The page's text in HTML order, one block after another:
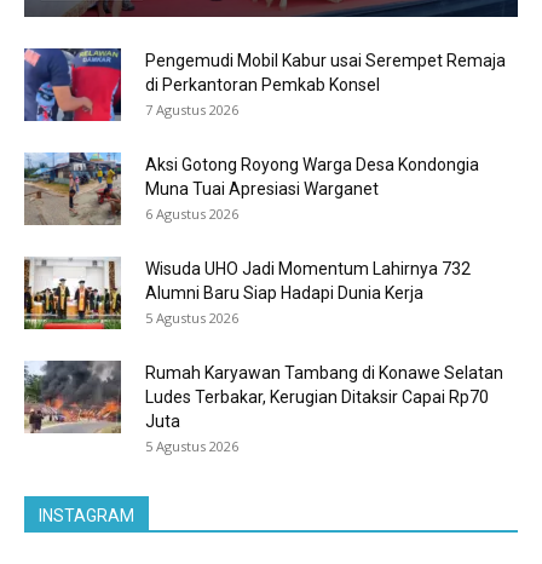
Pengemudi Mobil Kabur usai Serempet Remaja
di Perkantoran Pemkab Konsel
7 Agustus 2026
Aksi Gotong Royong Warga Desa Kondongia
Muna Tuai Apresiasi Warganet
6 Agustus 2026
Wisuda UHO Jadi Momentum Lahirnya 732
Alumni Baru Siap Hadapi Dunia Kerja
5 Agustus 2026
Rumah Karyawan Tambang di Konawe Selatan
Ludes Terbakar, Kerugian Ditaksir Capai Rp70
Juta
5 Agustus 2026
INSTAGRAM